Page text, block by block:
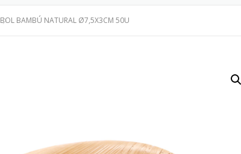
BOL BAMBÚ NATURAL Ø7,5X3CM 50U